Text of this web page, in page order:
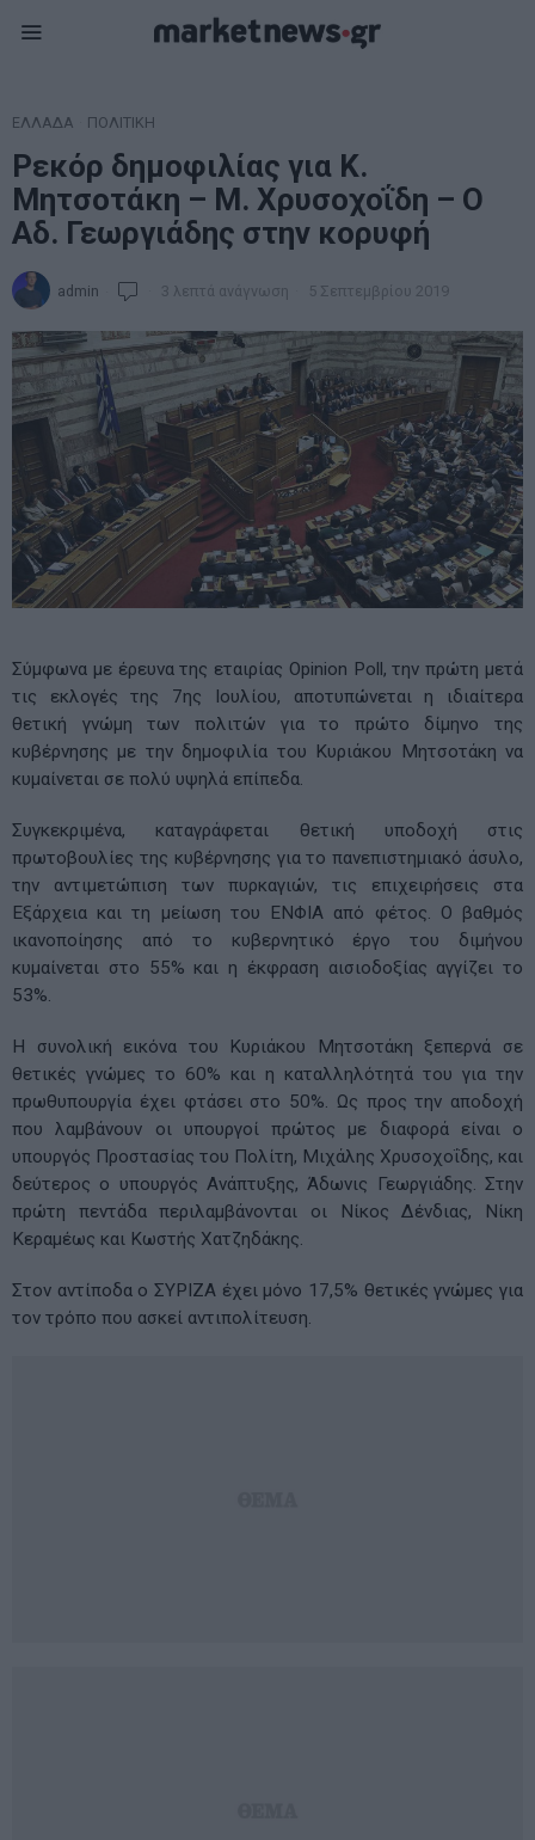
ΕΛΛΑΔΑ ΠΟΛΙΤΙΚΗ
Ρεκόρ δημοφιλίας για Κ.
Μητσοτάκη – Μ. Χρυσοχοΐδη – Ο
Αδ. Γεωργιάδης στην κορυφή
admin 3 λεπτά ανάγνωση 5 Σεπτεμβρίου 2019
Σύμφωνα με έρευνα της εταιρίας Opinion Poll, την πρώτη μετά
τις εκλογές της 7ης Ιουλίου, αποτυπώνεται η ιδιαίτερα
θετική γνώμη των πολιτών για το πρώτο δίμηνο της
κυβέρνησης με την δημοφιλία του Κυριάκου Μητσοτάκη να
κυμαίνεται σε πολύ υψηλά επίπεδα.
Συγκεκριμένα, καταγράφεται θετική υποδοχή στις
πρωτοβουλίες της κυβέρνησης για το πανεπιστημιακό άσυλο,
την αντιμετώπιση των πυρκαγιών, τις επιχειρήσεις στα
Εξάρχεια και τη μείωση του ΕΝΦΙΑ από φέτος. Ο βαθμός
ικανοποίησης από το κυβερνητικό έργο του διμήνου
κυμαίνεται στο 55% και η έκφραση αισιοδοξίας αγγίζει το
53%.
Η συνολική εικόνα του Κυριάκου Μητσοτάκη ξεπερνά σε
θετικές γνώμες το 60% και η καταλληλότητά του για την
πρωθυπουργία έχει φτάσει στο 50%. Ως προς την αποδοχή
που λαμβάνουν οι υπουργοί πρώτος με διαφορά είναι ο
υπουργός Προστασίας του Πολίτη, Μιχάλης Χρυσοχοΐδης, και
δεύτερος ο υπουργός Ανάπτυξης, Άδωνις Γεωργιάδης. Στην
πρώτη πεντάδα περιλαμβάνονται οι Νίκος Δένδιας, Νίκη
Κεραμέως και Κωστής Χατζηδάκης.
Στον αντίποδα ο ΣΥΡΙΖΑ έχει μόνο 17,5% θετικές γνώμες για
τον τρόπο που ασκεί αντιπολίτευση.